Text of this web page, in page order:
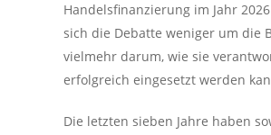
Handelsfinanzierung im Jahr
sich die Debatte weniger um die
vielmehr darum, wie sie
erfolgreich eingesetzt werden
Die letzten sieben Jahre haben